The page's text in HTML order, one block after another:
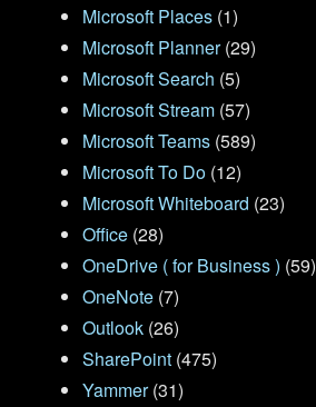
Microsoft Places (1)
Microsoft Planner(29)
Microsoft Search (5)
Microsoft Stream (57)
Microsoft Teams (589)
Microsoft To Do (12)
Microsoft Whiteboard (23)
Office (28)
OneDrive ( for Business ) (59)
OneNote (7)
Outlook (26)
SharePoint (475)
Yammer(31)